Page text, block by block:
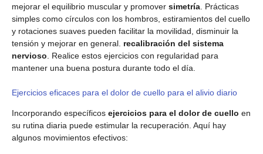
mejorar el equilibrio muscular y promover simetría . Prácticas
simples como círculos con los hombros, estiramientos del cuello
y rotaciones suaves pueden facilitar la movilidad, disminuir la
tensión y mejorar en general. recalibración del sistema
nervioso . Realice estos ejercicios con regularidad para
mantener una buena postura durante todo el día.
Ejercicios eficaces para el dolor de cuello para el alivio diario
Incorporando específicos ejercicios para el dolor de cuello en
su rutina diaria puede estimular la recuperación. Aquí hay
algunos movimientos efectivos: